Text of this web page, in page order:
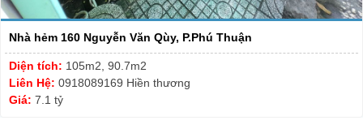
Nhà hẻm 160 Nguyễn Văn Qùy, P.Phú Thuận
Diện tích: 105m2, 90.7m2
Liên Hệ: 0918089169 Hiền thương
Giá: 7.1 tỷ